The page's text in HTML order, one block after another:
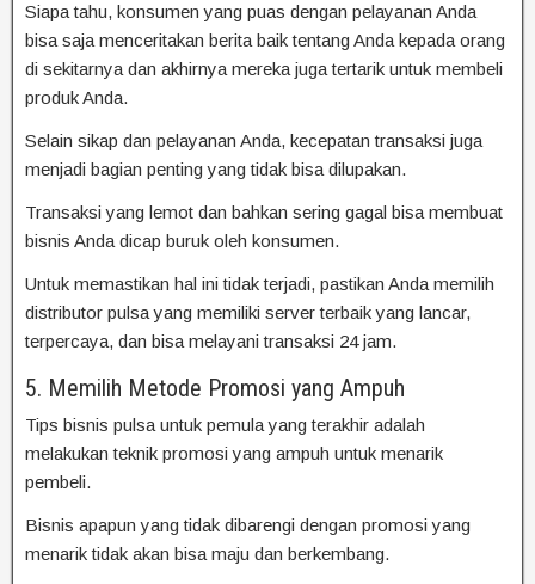
Siapa tahu, konsumen yang puas dengan pelayanan Anda
bisa saja menceritakan berita baik tentang Anda kepada orang
di sekitarnya dan akhirnya mereka juga tertarik untuk membeli
produk Anda.
Selain sikap dan pelayanan Anda, kecepatan transaksi juga
menjadi bagian penting yang tidak bisa dilupakan.
Transaksi yang lemot dan bahkan sering gagal bisa membuat
bisnis Anda dicap buruk oleh konsumen.
Untuk memastikan hal ini tidak terjadi, pastikan Anda memilih
distributor pulsa yang memiliki server terbaik yang lancar,
terpercaya, dan bisa melayani transaksi 24 jam.
5. Memilih Metode Promosi yang Ampuh
Tips bisnis pulsa untuk pemula yang terakhir adalah
melakukan teknik promosi yang ampuh untuk menarik
pembeli.
Bisnis apapun yang tidak dibarengi dengan promosi yang
menarik tidak akan bisa maju dan berkembang.